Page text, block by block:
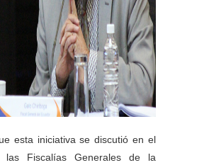
esta iniciativa se discutió en el
las Fiscalías Generales de la